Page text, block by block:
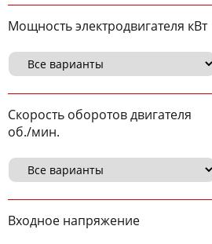
Мощность электродвигателя кВт
Скорость оборотов двигателя
об./мин.
Входное напряжение